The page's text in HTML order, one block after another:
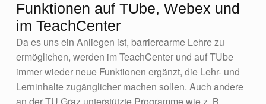
Funktionen auf TUbe, Webex und
im TeachCenter
Da es uns ein Anliegen ist, barrierearme Lehre zu
ermöglichen, werden im TeachCenter und auf TUbe
immer wieder neue Funktionen ergänzt, die Lehr- und
Lerninhalte zugänglicher machen sollen. Auch andere